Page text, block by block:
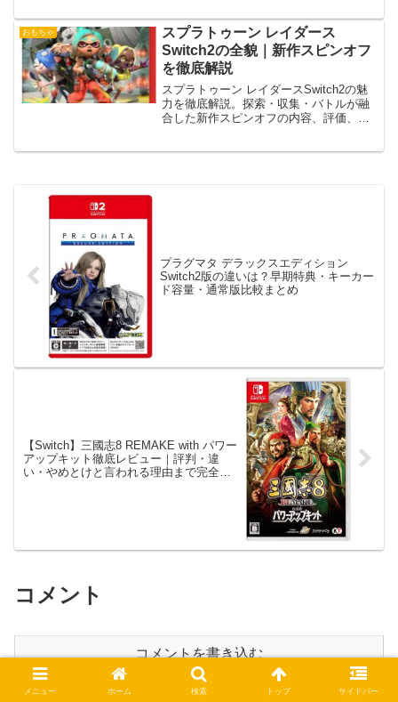
おもちゃ
スプラトゥーン レイダース
Switch2の全貌｜新作スピンオフ
を徹底解説
スプラトゥーン レイダースSwitch2の魅
力を徹底解説。探索・収集・バトルが融
合した新作スピンオフの内容、評価、攻
プラグマタ デラックスエディション
Switch2版の違いは？早期特典・キーカー
ド容量・通常版比較まとめ
【Switch】三國志8 REMAKE with パワー
アップキット徹底レビュー｜評判・違
い・やめとけと言われる理由まで完全解
コメント
コメントを書き込む
メニュー ホーム 検索 トップ サイドバー